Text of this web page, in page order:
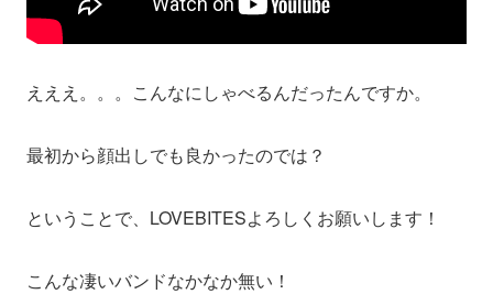
えええ。。。こんなにしゃべるんだったんですか。
最初から顔出しでも良かったのでは？
ということで、LOVEBITESよろしくお願いします！
こんな凄いバンドなかなか無い！